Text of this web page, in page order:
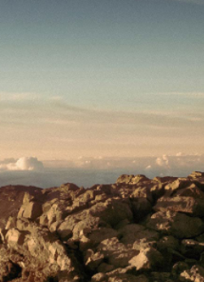
Office 365